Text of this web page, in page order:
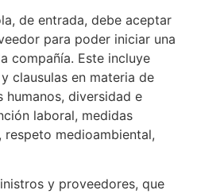
de entrada, debe aceptar
para poder iniciar una
compañía. Este incluye
clausulas en materia de
humanos, diversidad e
laboral, medidas
medioambiental,
y proveedores, que